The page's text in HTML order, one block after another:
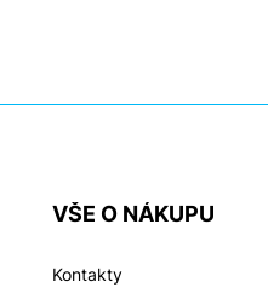
VŠE O NÁKUPU
Kontakty